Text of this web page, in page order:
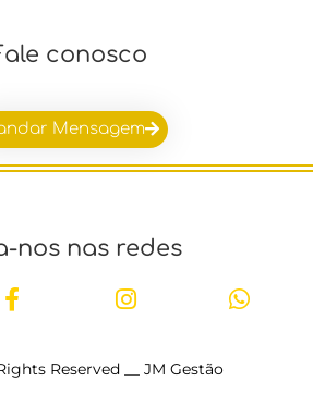
conosco
Mensagem
nos nas redes
Reserved __ JM Gestão